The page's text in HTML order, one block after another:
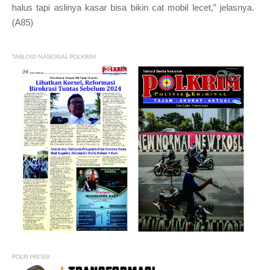
halus tapi aslinya kasar bisa bikin cat mobil lecet,” jelasnya.
(A85)
TABLOID NASIONAL POLKRIM
POLRI PRESISI